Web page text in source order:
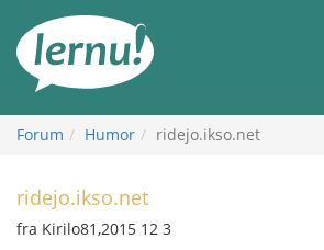
innholdet
Forum Humor ridejo.ikso.net
ridejo.ikso.net
fra Kirilo81,2015 12 3